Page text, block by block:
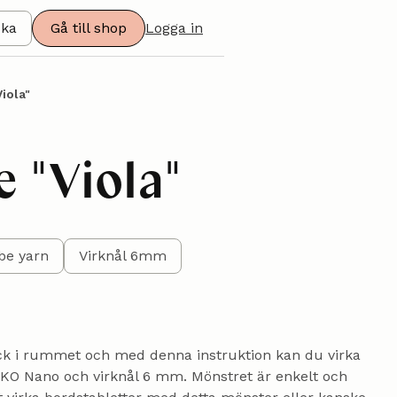
Gå till shop Logga in
"Viola"
yarn Virknål 6mm
i rummet och med denna instruktion kan du virka
Nano och virknål 6 mm. Mönstret är enkelt och